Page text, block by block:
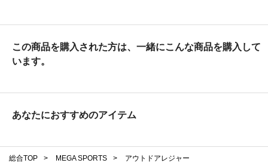
この商品を購入された方は、一緒にこんな商品を購入して
います。
あなたにおすすめのアイテム
総合TOP > MEGA SPORTS >
アウトドアレジャー